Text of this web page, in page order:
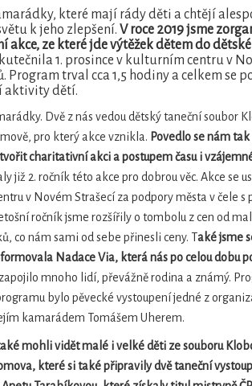
které mají rády děti a chtějí
k jeho zlepšení. V roce 2019 jsme
akce, ze které jde výtěžek dětem do
1. prosince v kulturním centru v
Program trval cca 1,5 hodiny a celkem se
aktivity dětí.
Dvě z nás vedou dětský taneční soubor
pro který akce vznikla. Povedlo se nám
charitativní akci a postupem času i
již 2. ročník této akce pro dobrou věc. Akce se
v Novém Strašecí za podpory města v čele
ročník jsme rozšířily o tombolu z cen od
co nám sami od sebe přinesli ceny. Také jsme
Nadace Via, která nás po celou dobu
mnoho lidí, převážně rodina a známý.
bylo pěvecké vystoupení jedné z
kamarádem Tomášem Uherem.
mohli vidět malé i velké děti ze souboru
které si také připravily dvě taneční